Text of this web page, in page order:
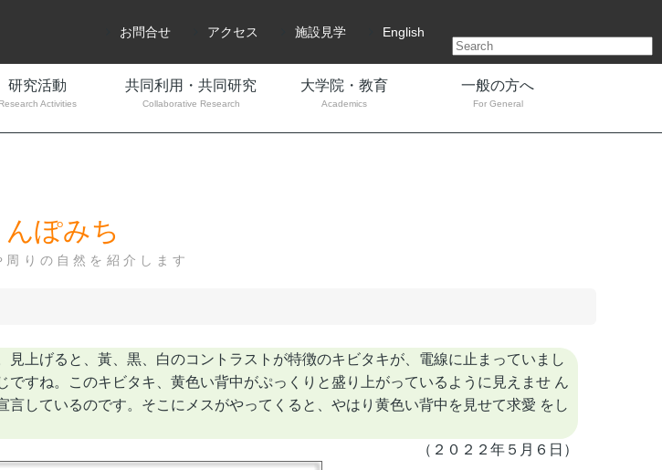
お問合せ アクセス 施設見学 English
研究活動
Research Activities
共同利用・共同研究
Collaborative Research
大学院・教育
Academics
一般の方へ
For General
んぽみち
周りの自然を紹介します
上げると、黃、黒、白のコントラストが特徴のキビタキが、電線に止まっていまし
すね。このキビタキ、黄色い背中がぷっくりと盛り上がっているように見えませ ん
しているのです。そこにメスがやってくると、やはり黄色い背中を見せて求愛 をし
（２０２２年５月６日）